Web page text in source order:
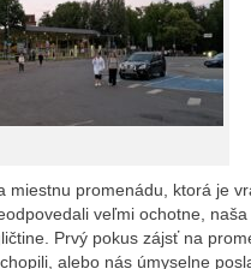
miestnu promenádu, ktorá je
veľmi ochotne,
Prvý pokus zájsť na
alebo nás úmyselne